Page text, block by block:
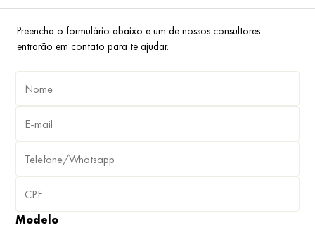
Preencha o formulário abaixo e um de nossos consultores
entrarão em contato para te ajudar.
Modelo